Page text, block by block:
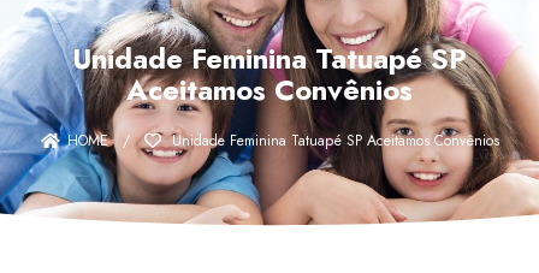
Unidade Feminina Tatuapé SP
Aceitamos Convênios
HOME / Unidade Feminina Tatuapé SP Aceitamos Convênios